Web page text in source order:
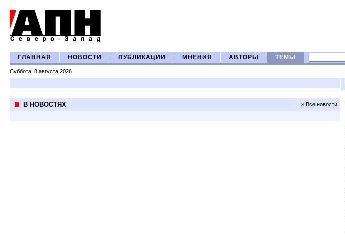
ГЛАВНАЯ НОВОСТИ ПУБЛИКАЦИИ МНЕНИЯ АВТОРЫ ТЕМЫ
Суббота, 8 августа 2026
В НОВОСТЯХ » Все новости